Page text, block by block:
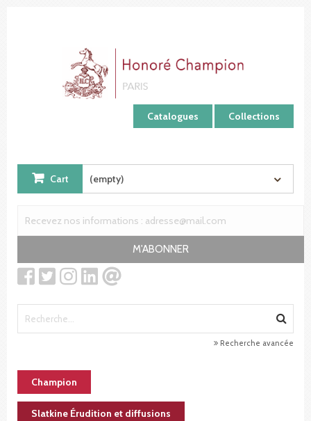
Catalogues Collections
Cart (empty)
M'ABONNER
Recherche avancée
Champion
Slatkine Érudition et diffusions